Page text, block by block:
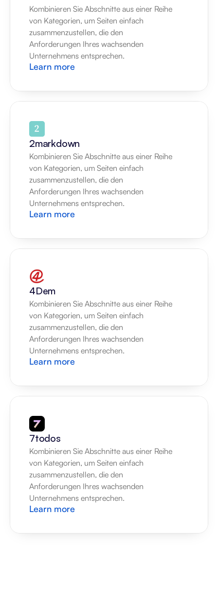
Kombinieren Sie Abschnitte aus einer Reihe
von Kategorien, um Seiten einfach
zusammenzustellen, die den
Anforderungen Ihres wachsenden
Unternehmens entsprechen.
Learn more
2markdown
Kombinieren Sie Abschnitte aus einer Reihe
von Kategorien, um Seiten einfach
zusammenzustellen, die den
Anforderungen Ihres wachsenden
Unternehmens entsprechen.
Learn more
4Dem
Kombinieren Sie Abschnitte aus einer Reihe
von Kategorien, um Seiten einfach
zusammenzustellen, die den
Anforderungen Ihres wachsenden
Unternehmens entsprechen.
Learn more
7todos
Kombinieren Sie Abschnitte aus einer Reihe
von Kategorien, um Seiten einfach
zusammenzustellen, die den
Anforderungen Ihres wachsenden
Unternehmens entsprechen.
Learn more